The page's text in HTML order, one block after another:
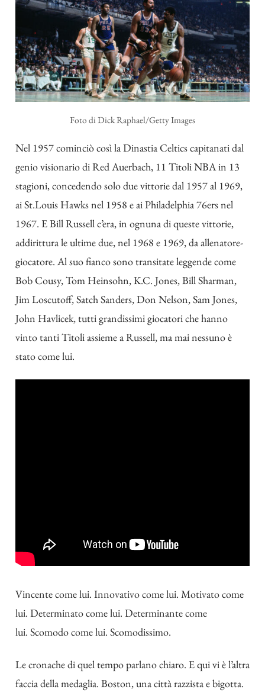
Foto di Dick Raphael/Getty Images
Nel 1957 cominciò così la Dinastia Celtics capitanati dal
genio visionario di Red Auerbach, 11 Titoli NBA in 13
stagioni, concedendo solo due vittorie dal 1957 al 1969,
ai St.Louis Hawks nel 1958 e ai Philadelphia 76ers nel
1967. E Bill Russell c’era, in ognuna di queste vittorie,
addirittura le ultime due, nel 1968 e 1969, da allenatore-
giocatore. Al suo fianco sono transitate leggende come
Bob Cousy, Tom Heinsohn, K.C. Jones, Bill Sharman,
Jim Loscutoff, Satch Sanders, Don Nelson, Sam Jones,
John Havlicek, tutti grandissimi giocatori che hanno
vinto tanti Titoli assieme a Russell, ma mai nessuno è
stato come lui.
Vincente come lui. Innovativo come lui. Motivato come
lui. Determinato come lui. Determinante come
lui. Scomodo come lui. Scomodissimo.
Le cronache di quel tempo parlano chiaro. E qui vi è l’altra
faccia della medaglia. Boston, una città razzista e bigotta.